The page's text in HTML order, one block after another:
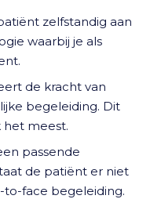
zelfstandig aan
waarbij je als
de kracht van
begeleiding. Dit
het meest.
passende
de patiënt er niet
to-face begeleiding.